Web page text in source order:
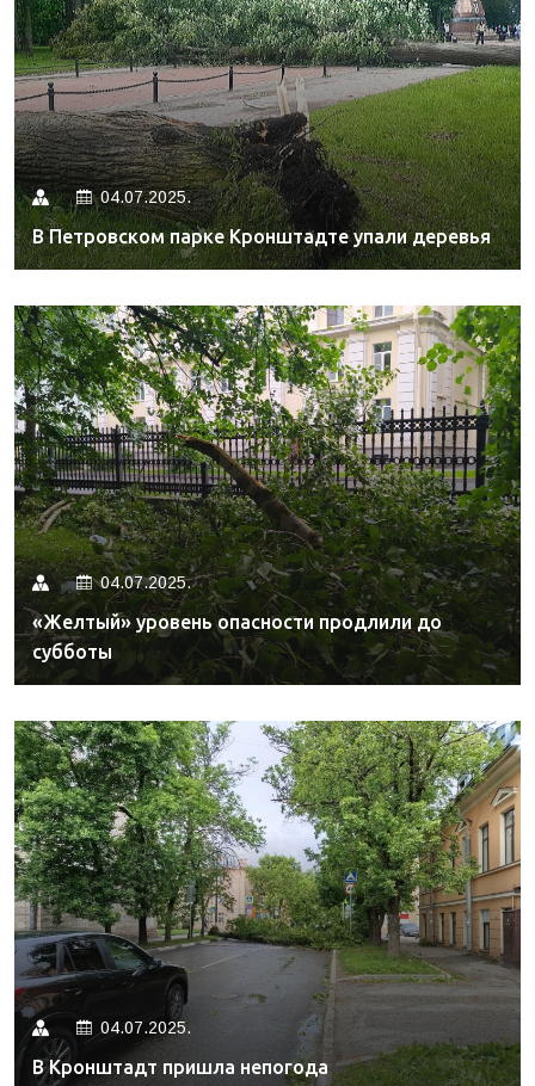
04.07.2025.
В Петровском парке Кронштадте упали деревья
04.07.2025.
«Желтый» уровень опасности продлили до
субботы
04.07.2025.
В Кронштадт пришла непогода